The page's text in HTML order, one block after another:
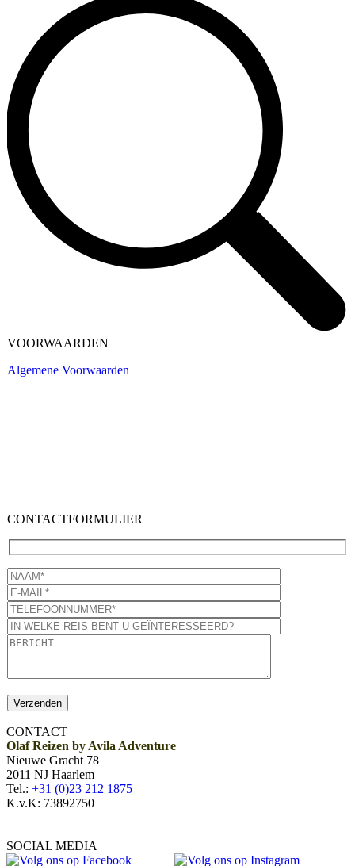
VOORWAARDEN
Algemene Voorwaarden
CONTACTFORMULIER
CONTACT
Olaf Reizen by Avila Adventure
Nieuwe Gracht 78
2011 NJ Haarlem
Tel.: +31 (0)23 212 1875
K.v.K: 73892750
SOCIAL MEDIA